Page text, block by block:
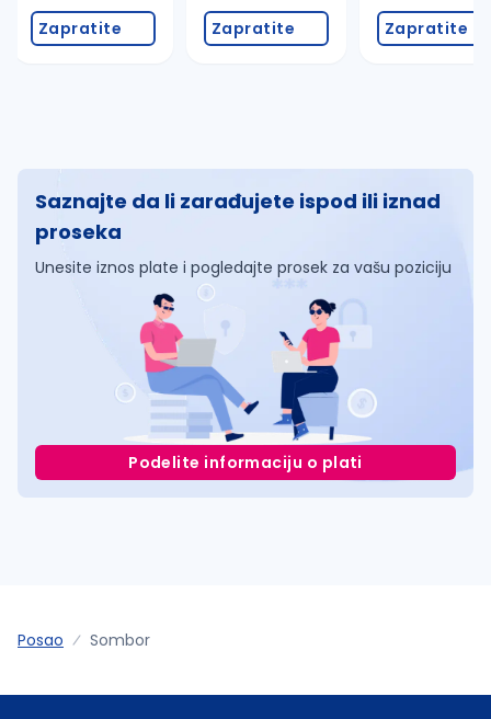
Zapratite Zapratite Zapratite
Saznajte da li zarađujete ispod ili iznad
proseka
Unesite iznos plate i pogledajte prosek za vašu poziciju
Podelite informaciju o plati
Posao Sombor